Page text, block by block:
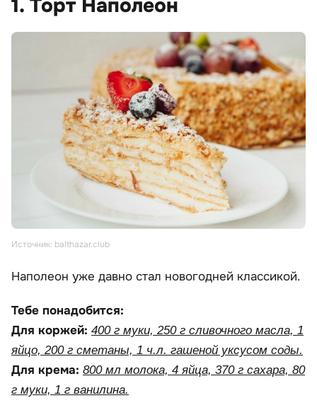
1. Торт Наполеон
Источник: balthazar.club
Наполеон уже давно стал новогодней классикой.
Тебе понадобится:
Для коржей: 400 г муки, 250 г сливочного масла, 1
яйцо, 200 г сметаны, 1 ч.л. гашеной уксусом соды.
Для крема: 800 мл молока, 4 яйца, 370 г сахара, 80
г муки, 1 г ванилина.